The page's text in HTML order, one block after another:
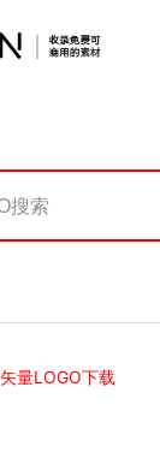
矢量LOGO下载